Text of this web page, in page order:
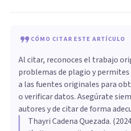
CÓMO CITAR ESTE ARTÍCULO
Al citar, reconoces el trabajo
problemas de plagio y
a las fuentes originales para
o verificar datos. Asegúrate
autores y de citar de forma
Thayri Cadena Quezada. (